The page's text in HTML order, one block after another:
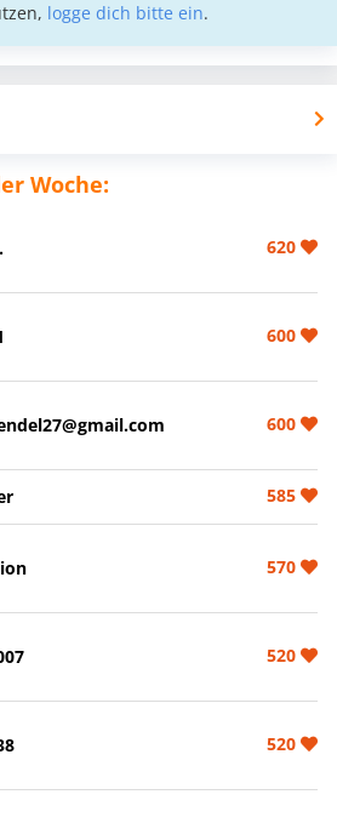
logge dich bitte ein.
Woche:
620
600
600
585
570
520
520